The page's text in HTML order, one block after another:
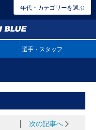
年代・カテゴリーを選ぶ
選手・スタッフ
次の記事へ